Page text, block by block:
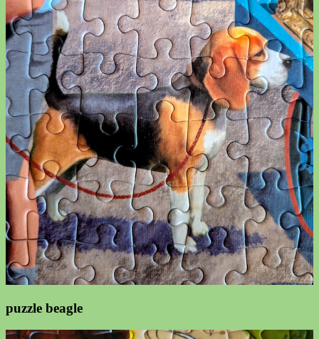
puzzle beagle